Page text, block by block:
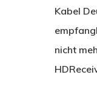
Kabel
nicht